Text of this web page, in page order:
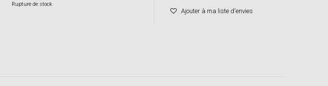
Rupture de stock
Ajouter à ma liste d'envies